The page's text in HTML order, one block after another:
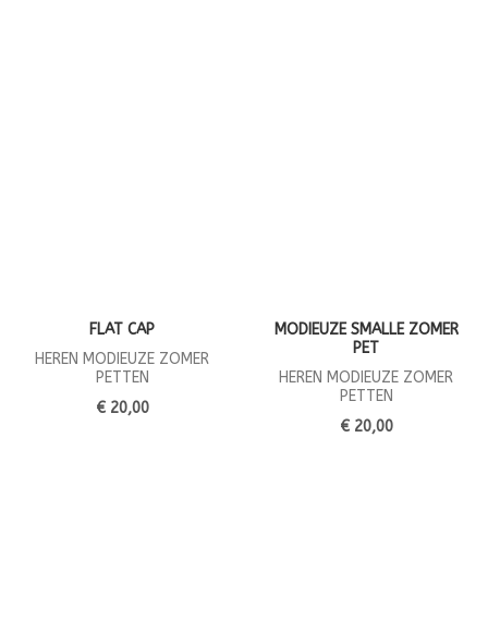
FLAT CAP
HEREN MODIEUZE ZOMER
PETTEN
€ 20,00
MODIEUZE SMALLE ZOMER
PET
HEREN MODIEUZE ZOMER
PETTEN
€ 20,00